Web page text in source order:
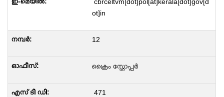
ot]in
12
ക്രൈം സ്റ്റോപ്പർ
471